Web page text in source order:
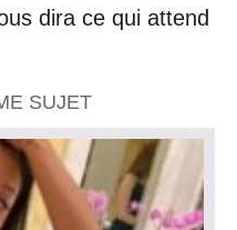
dira ce qui attend
SUJET